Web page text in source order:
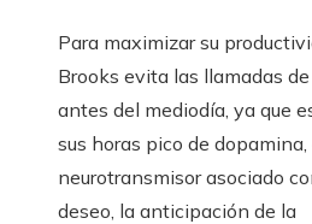
Para maximizar su
Brooks evita las llamadas
antes del mediodía, ya que
sus horas pico de dopamina,
neurotransmisor asociado
deseo, la anticipación de la